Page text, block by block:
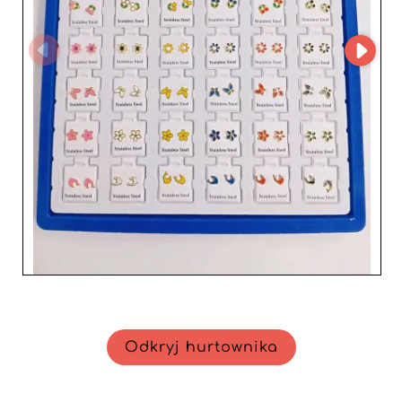
Decydując się na Tang Tammy s.l., zyskujesz również
zaufanego partnera, który rozumie specyficzne potrzeby
profesjonalistów z branży mody. Konkurencyjne ceny i
elastyczne warunki pozwalają dostosować ofertę do firm
każdej wielkości — od małych, niezależnych butików po
duże sieci sklepów. Współpracując z Tang Tammy s.l.,
detaliści mogą liczyć na innowacyjną ofertę produktową
i dedykowaną obsługę klienta, wsparte dogłębną
znajomością rynku. Ta hurtownia to naprawdę cenny
sojusznik w rozwoju Twojego biznesu, pomagając
przyciągać i lojalizować klientów dzięki niezbędnym,
wysokiej jakości akcesoriom.
Odkryj hurtownika